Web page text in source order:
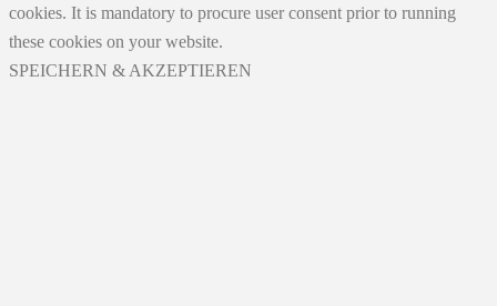
cookies. It is mandatory to procure user consent prior to running
these cookies on your website.
SPEICHERN & AKZEPTIEREN